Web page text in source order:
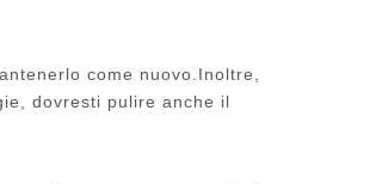
come nuovo.Inoltre,
dovresti pulire anche il